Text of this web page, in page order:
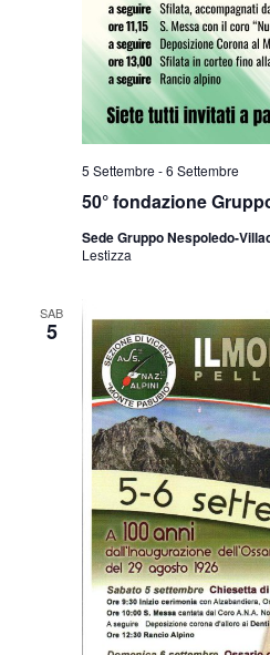
50° fondazione
5 Settembre -6 Settembre
Sede Gruppo Nespoledo-
Lestizza
SAB
5